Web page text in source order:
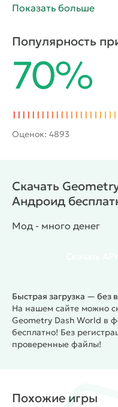
кубику преодолевать
противников. Также
посещение игры с
интересных
новые красочные
Показать больше
Популярность
70%
Оценок: 4893
Скачать
Андроид
Мод - много денег
Быстрая загрузка — без
На нашем сайте можно
Geometry Dash World в
бесплатно! Без
проверенные файлы!
Похожие игры